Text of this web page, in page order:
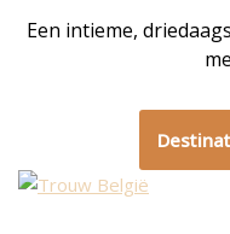
Een intieme,